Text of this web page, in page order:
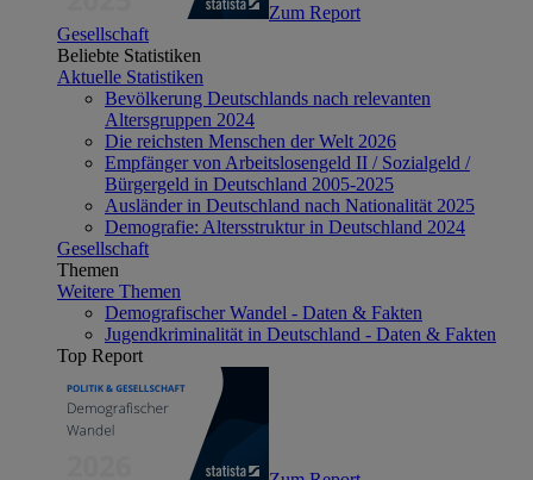
Zum Report
Gesellschaft
Beliebte Statistiken
Aktuelle Statistiken
Bevölkerung Deutschlands nach relevanten
Altersgruppen 2024
Die reichsten Menschen der Welt 2026
Empfänger von Arbeitslosengeld II / Sozialgeld /
Bürgergeld in Deutschland 2005-2025
Ausländer in Deutschland nach Nationalität 2025
Demografie: Altersstruktur in Deutschland 2024
Gesellschaft
Themen
Weitere Themen
Demografischer Wandel - Daten & Fakten
Jugendkriminalität in Deutschland - Daten & Fakten
Top Report